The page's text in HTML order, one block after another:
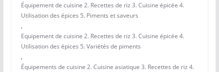
Équipement de cuisine 2. Recettes de riz 3. Cuisine épicée 4.
Utilisation des épices 5. Piments et saveurs
,
Equipement de cuisine 2. Recettes de riz 3. Cuisine épicée 4.
Utilisation des épices 5. Variétés de piments
,
Équipements de cuisine 2. Cuisine asiatique 3. Recettes de riz 4.